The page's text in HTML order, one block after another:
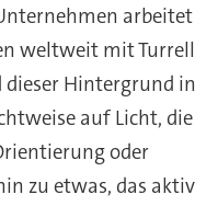
arbeitet
weltweit mit Turrell
Hintergrund in
auf Licht, die
oder
zu etwas, das aktiv